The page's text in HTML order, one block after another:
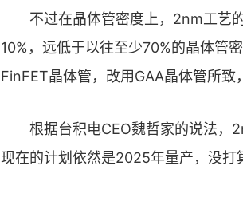
不过在晶体管密度上，2nm工艺的
10%，远低于以往至少70%的晶体管
FinFET晶体管，改用GAA晶体管所致
根据台积电CEO魏哲家的说法，
现在的计划依然是2025年量产，没打